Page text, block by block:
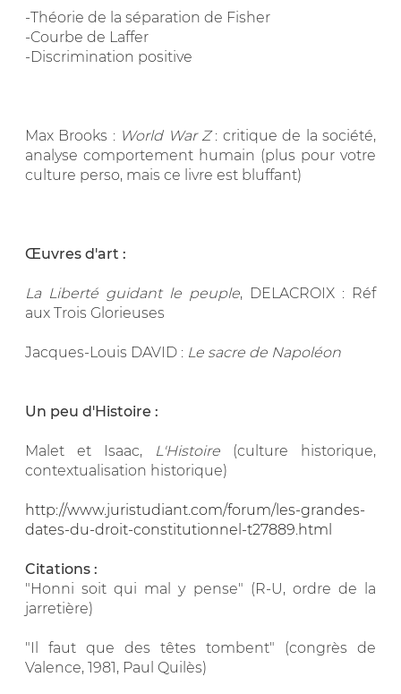
-Théorie de la séparation de Fisher
-Courbe de Laffer
-Discrimination positive
Max Brooks : World War Z: critique de la société,
analyse comportement humain (plus pour votre
culture perso, mais ce livre est bluffant)
Œuvres d'art :
La Liberté guidant le peuple, DELACROIX : Réf
aux Trois Glorieuses
Jacques-Louis DAVID : Le sacre de Napoléon
Un peu d'Histoire :
Malet et Isaac, L'Histoire (culture historique,
contextualisation historique)
http://www.juristudiant.com/forum/les-grandes-
dates-du-droit-constitutionnel-t27889.html
Citations :
"Honni soit qui mal y pense" (R-U, ordre de la
jarretière)
"Il faut que des têtes tombent" (congrès de
Valence, 1981, Paul Quilès)